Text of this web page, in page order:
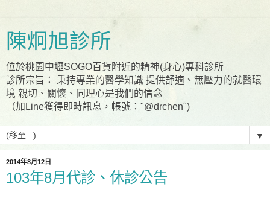
陳炯旭診所
位於桃園中壢SOGO百貨附近的精神(身心)專科診所
診所宗旨： 秉持專業的醫學知識 提供舒適、無壓力的就醫環
境 親切、關懷、同理心是我們的信念
（加Line獲得即時訊息，帳號："@drchen")
▼
2014年8月12日
103年8月代診、休診公告